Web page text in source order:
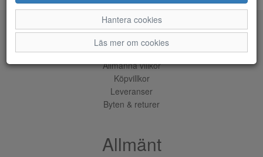
Hantera cookies
Läs mer om cookies
Tjänster
Allmänna villkor
Köpvillkor
Leveranser
Byten & returer
Allmänt